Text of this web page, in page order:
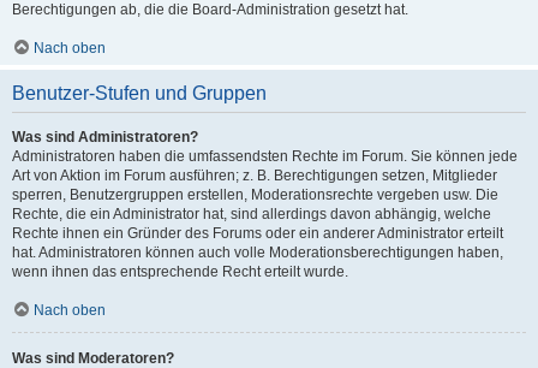
Berechtigungen ab, die die Board-Administration gesetzt hat.
Nach oben
Benutzer-Stufen und Gruppen
Was sind Administratoren?
Administratoren haben die umfassendsten Rechte im Forum. Sie können jede
Art von Aktion im Forum ausführen; z. B. Berechtigungen setzen, Mitglieder
sperren, Benutzergruppen erstellen, Moderationsrechte vergeben usw. Die
Rechte, die ein Administrator hat, sind allerdings davon abhängig, welche
Rechte ihnen ein Gründer des Forums oder ein anderer Administrator erteilt
hat. Administratoren können auch volle Moderationsberechtigungen haben,
wenn ihnen das entsprechende Recht erteilt wurde.
Nach oben
Was sind Moderatoren?